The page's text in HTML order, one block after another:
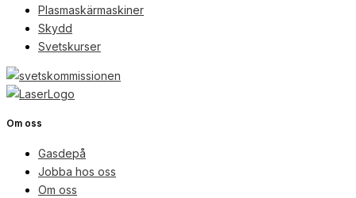
Plasmaskärmaskiner
Skydd
Svetskurser
Om oss
Gasdepå
Jobba hos oss
Om oss